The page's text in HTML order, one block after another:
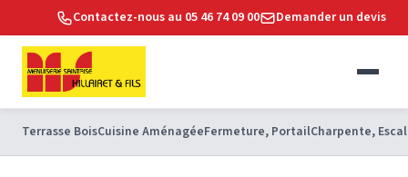
Contactez-nous au 05 46 74 09 00 Demander un devis
Terrasse BoisCuisine AménagéeFermeture, PortailCharpente,